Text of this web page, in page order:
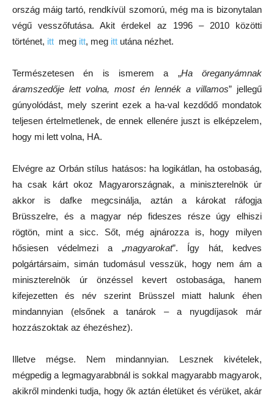
ország máig tartó, rendkívül szomorú, még ma is bizonytalan
végű vesszőfutása. Akit érdekel az 1996 – 2010 közötti
történet, itt meg itt, meg itt utána nézhet.
Természetesen én is ismerem a „Ha öreganyámnak
áramszedője lett volna, most én lennék a villamos” jellegű
gúnyolódást, mely szerint ezek a ha-val kezdődő mondatok
teljesen értelmetlenek, de ennek ellenére juszt is elképzelem,
hogy mi lett volna, HA.
Elvégre az Orbán stílus hatásos: ha logikátlan, ha ostobaság,
ha csak kárt okoz Magyarországnak, a miniszterelnök úr
akkor is dafke megcsinálja, aztán a károkat ráfogja
Brüsszelre, és a magyar nép fideszes része úgy elhiszi
rögtön, mint a sicc. Sőt, még ajnározza is, hogy milyen
hősiesen védelmezi a „magyarokat”. Így hát, kedves
polgártársaim, simán tudomásul vesszük, hogy nem ám a
miniszterelnök úr önzéssel kevert ostobasága, hanem
kifejezetten és név szerint Brüsszel miatt halunk éhen
mindannyian (elsőnek a tanárok – a nyugdíjasok már
hozzászoktak az éhezéshez).
Illetve mégse. Nem mindannyian. Lesznek kivételek,
mégpedig a legmagyarabbnál is sokkal magyarabb magyarok,
akikről mindenki tudja, hogy ők aztán életüket és vérüket, akár